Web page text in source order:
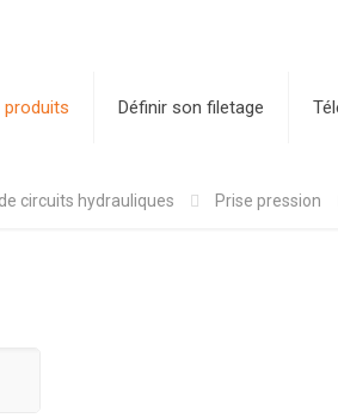
produits Définir son filetage
circuits hydrauliques Prise pression